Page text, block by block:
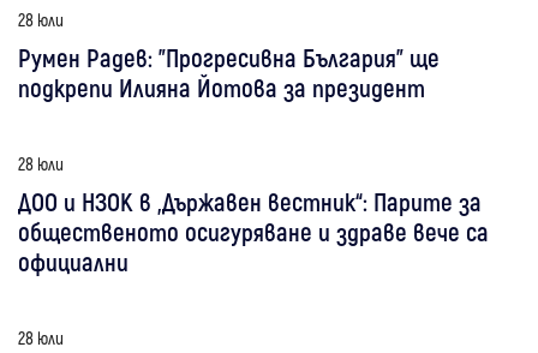
28 юли
Румен Радев: "Прогресивна България" ще
подкрепи Илияна Йотова за президент
28 юли
ДОО и НЗОК в „Държавен вестник“: Парите за
общественото осигуряване и здраве вече са
официални
28 юли